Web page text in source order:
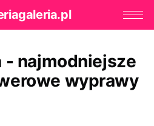
- najmodniejsze
wyprawy